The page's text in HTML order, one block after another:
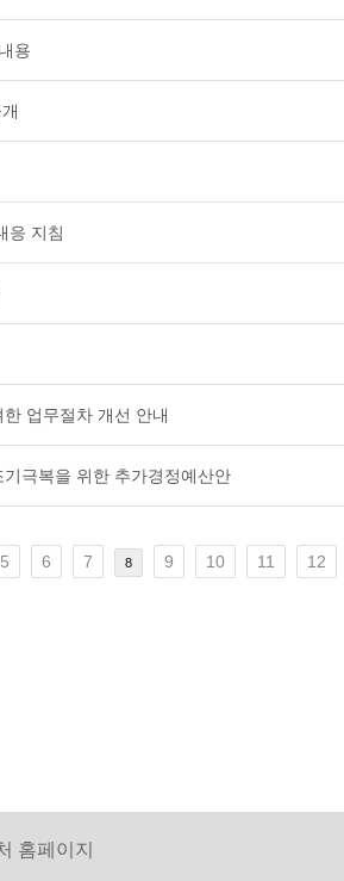
용
응 지침
업무절차 개선 안내
극복을 위한 추가경정예산안
5 6 7 8 9 10 11 12
홈페이지